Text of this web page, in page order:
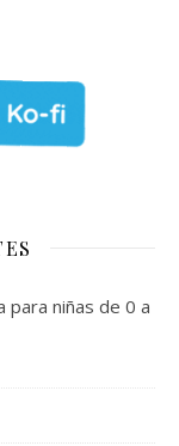
para niñas de 0 a